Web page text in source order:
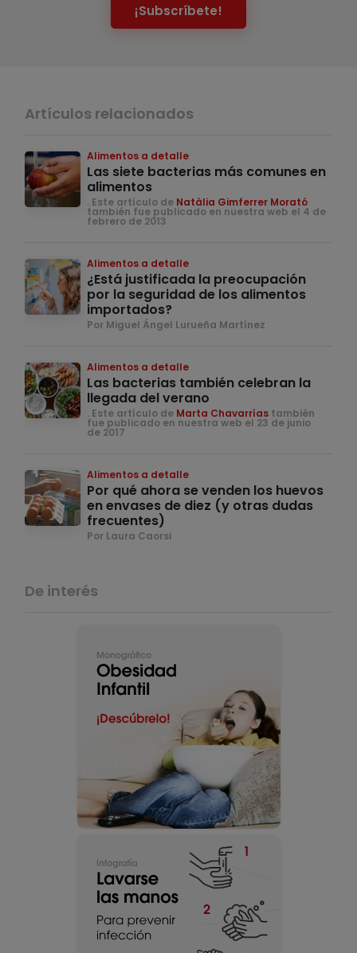
¡Subscríbete!
Artículos relacionados
Alimentos a detalle
Las siete bacterias más comunes en
alimentos
. Este artículo de Natàlia Gimferrer Morató
también fue publicado en nuestra web el 4 de
febrero de 2013
Alimentos a detalle
¿Está justificada la preocupación
por la seguridad de los alimentos
importados?
Por Miguel Ángel Lurueña Martínez
Alimentos a detalle
Las bacterias también celebran la
llegada del verano
. Este artículo de Marta Chavarrías también
fue publicado en nuestra web el 23 de junio
de 2017
Alimentos a detalle
Por qué ahora se venden los huevos
en envases de diez (y otras dudas
frecuentes)
Por Laura Caorsi
De interés